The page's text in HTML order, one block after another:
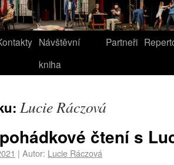
Návštěvní
kniha
Partneři
Lucie Ráczová
čtení s
| Autor: Lucie Ráczová